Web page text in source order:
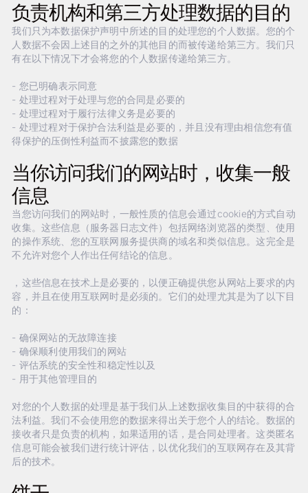
负责机构和第三方处理数据的目的
我们只为本数据保护声明中所述的目的处理您的个人数据。您的个
人数据不会因上述目的之外的其他目的而被传递给第三方。我们只
有在以下情况下才会将您的个人数据传递给第三方。
- 您已明确表示同意
- 处理过程对于处理与您的合同是必要的
- 处理过程对于履行法律义务是必要的
- 处理过程对于保护合法利益是必要的，并且没有理由相信您有值
得保护的压倒性利益而不披露您的数据
当你访问我们的网站时，收集一般
信息
当您访问我们的网站时，一般性质的信息会通过cookie的方式自动
收集。这些信息（服务器日志文件）包括网络浏览器的类型、使用
的操作系统、您的互联网服务提供商的域名和类似信息。这完全是
不允许对您个人作出任何结论的信息。
，这些信息在技术上是必要的，以便正确提供您从网站上要求的内
容，并且在使用互联网时是必须的。它们的处理尤其是为了以下目
的：
- 确保网站的无故障连接
- 确保顺利使用我们的网站
- 评估系统的安全性和稳定性以及
- 用于其他管理目的
对您的个人数据的处理是基于我们从上述数据收集目的中获得的合
法利益。我们不会使用您的数据来得出关于您个人的结论。数据的
接收者只是负责的机构，如果适用的话，是合同处理者。这类匿名
信息可能会被我们进行统计评估，以优化我们的互联网存在及其背
后的技术。